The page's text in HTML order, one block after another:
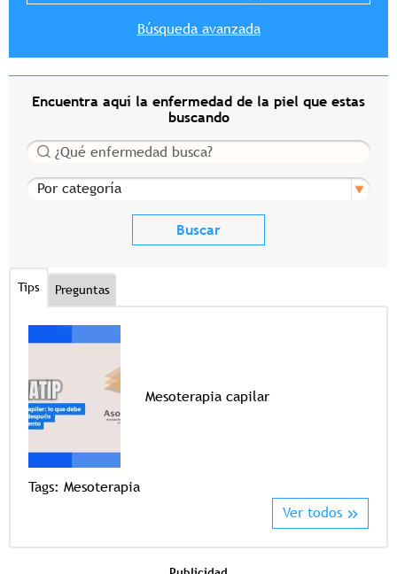
Búsqueda avanzada
Encuentra aquí la enfermedad de la piel que estas
buscando
Buscar
Por categoría
Tips Preguntas
Mesoterapia capilar
Tags: Mesoterapia
Ver todos